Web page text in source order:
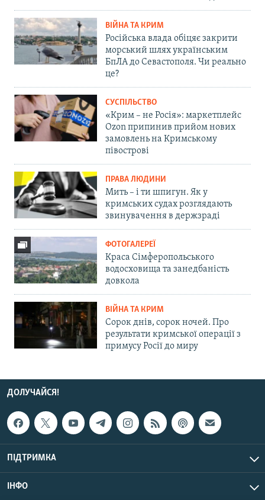
ВІЙНА ТА КРИМ
Російська влада обіцяє закрити
морський шлях українським
БпЛА до Севастополя. Чи реально
це?
СУСПІЛЬСТВО
«Крим – не Росія»: маркетплейс
Ozon припинив прийом нових
замовлень на Кримському
півострові
ПРАВА ЛЮДИНИ
Мить – і ти шпигун. Як у
кримських судах розглядають
звинувачення в держзраді
ФОТОГАЛЕРЕЇ
Краса Сімферопольського
водосховища та занедбаність
довкола
ВІЙНА ТА КРИМ
Сорок днів, сорок ночей. Про
результати кримської операції з
примусу Росії до миру
ДОЛУЧАЙСЯ!
ПІДТРИМКА
ІНФО